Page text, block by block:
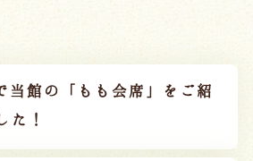
当館の「もも会席」をご紹
た！